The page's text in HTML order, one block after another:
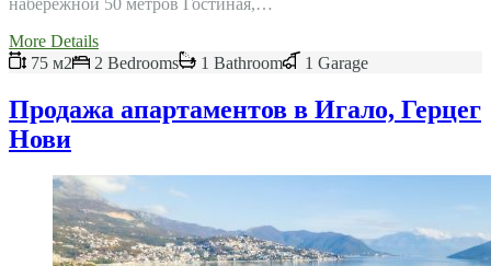
More Details
75 м2
2 Bedrooms 1 Bathroom 1 Garage
Продажа апартаментов в Игало, Герцег
Нови